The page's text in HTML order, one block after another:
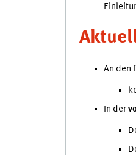
An den
In der